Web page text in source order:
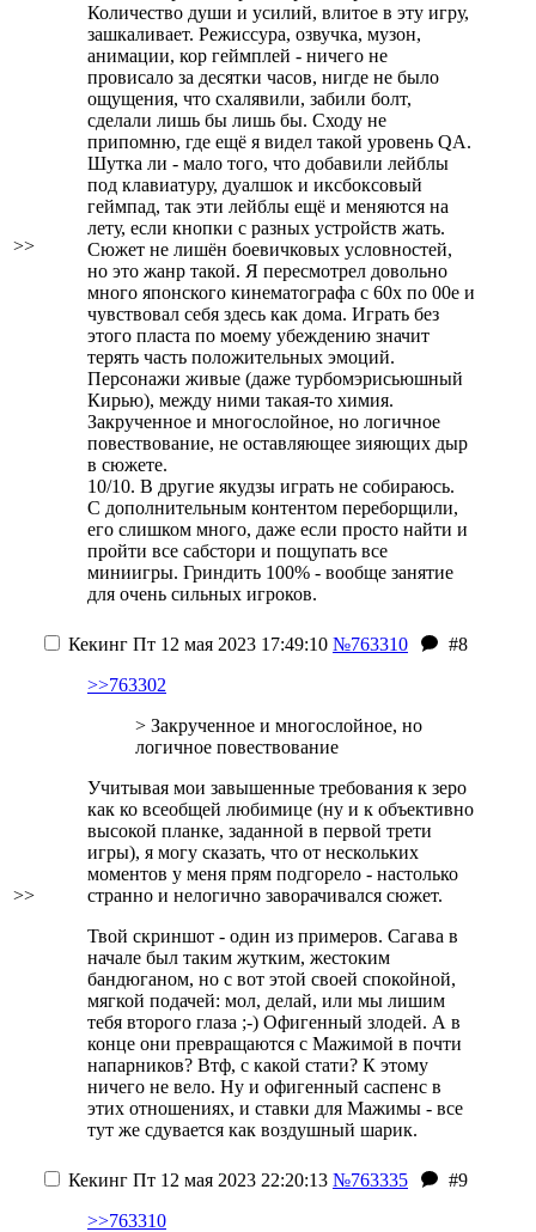
>>
Количество души и усилий, влитое в эту игру,
зашкаливает. Режиссура, озвучка, музон,
анимации, кор геймплей - ничего не
провисало за десятки часов, нигде не было
ощущения, что схалявили, забили болт,
сделали лишь бы лишь бы. Сходу не
припомню, где ещё я видел такой уровень QA.
Шутка ли - мало того, что добавили лейблы
под клавиатуру, дуалшок и иксбоксовый
геймпад, так эти лейблы ещё и меняются на
лету, если кнопки с разных устройств жать.
Сюжет не лишён боевичковых условностей,
но это жанр такой. Я пересмотрел довольно
много японского кинематографа с 60х по 00е и
чувствовал себя здесь как дома. Играть без
этого пласта по моему убеждению значит
терять часть положительных эмоций.
Персонажи живые (даже турбомэрисьюшный
Кирью), между ними такая-то химия.
Закрученное и многослойное, но логичное
повествование, не оставляющее зияющих дыр
в сюжете.
10/10. В другие якудзы играть не собираюсь.
С дополнительным контентом переборщили,
его слишком много, даже если просто найти и
пройти все сабстори и пощупать все
миниигры. Гриндить 100% - вообще занятие
для очень сильных игроков.
>>
Кекинг Пт 12 мая 2023 17:49:10 №763310
#8
>>763302
> Закрученное и многослойное, но
логичное повествование
Учитывая мои завышенные требования к зеро
как ко всеобщей любимице (ну и к объективно
высокой планке, заданной в первой трети
игры), я могу сказать, что от нескольких
моментов у меня прям подгорело - настолько
странно и нелогично заворачивался сюжет.
Твой скриншот - один из примеров. Сагава в
начале был таким жутким, жестоким
бандюганом, но с вот этой своей спокойной,
мягкой подачей: мол, делай, или мы лишим
тебя второго глаза ;-) Офигенный злодей. А в
конце они превращаются с Мажимой в почти
напарников? Втф, с какой стати? К этому
ничего не вело. Ну и офигенный саспенс в
этих отношениях, и ставки для Мажимы - все
тут же сдувается как воздушный шарик.
Кекинг Пт 12 мая 2023 22:20:13 №763335
#9
>>763310